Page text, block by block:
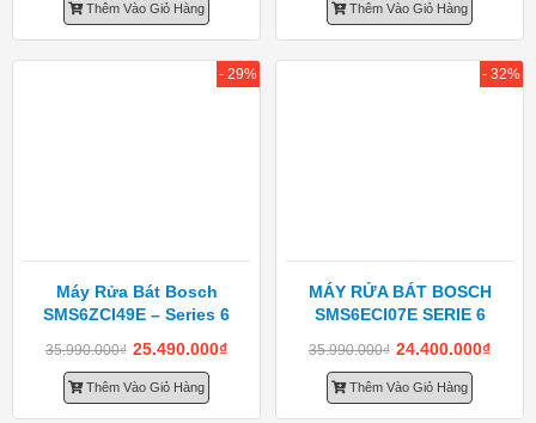
Thêm Vào Giỏ Hàng Thêm Vào Giỏ Hàng
Máy Rửa Bát Bosch
SMS6ZCI49E – Series 6
35.990.000₫ 25.490.000₫
Thêm Vào Giỏ Hàng
- 29%
MÁY RỬA BÁT BOSCH
SMS6ECI07E SERIE 6
35.990.000₫ 24.400.000₫
Thêm Vào Giỏ Hàng
- 32%